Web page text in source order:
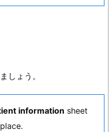
しょう。
information sheet